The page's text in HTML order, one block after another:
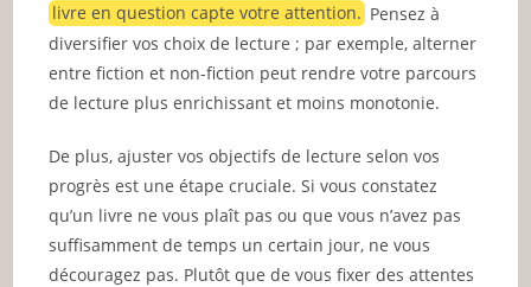
livre en question capte votre attention. Pensez à
diversifier vos choix de lecture ; par exemple, alterner
entre fiction et non-fiction peut rendre votre parcours
de lecture plus enrichissant et moins monotonie.
De plus, ajuster vos objectifs de lecture selon vos
progrès est une étape cruciale. Si vous constatez
qu’un livre ne vous plaît pas ou que vous n’avez pas
suffisamment de temps un certain jour, ne vous
découragez pas. Plutôt que de vous fixer des attentes